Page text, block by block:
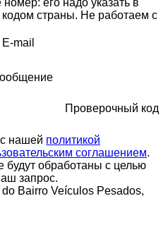
страны. Не работаем с
E-mail
Проверочный код
нашей политикой
соглашением.
обработаны с целью
запрос.
Bairro Veículos Pesados,